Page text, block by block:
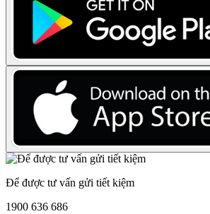
Để được tư vấn gửi tiết kiệm
1900 636 686